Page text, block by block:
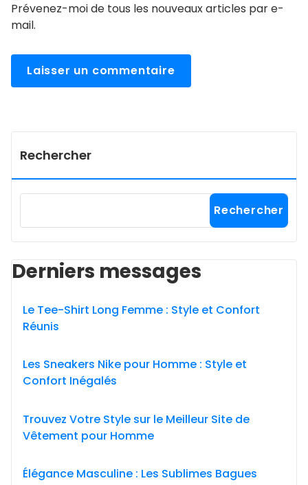
Prévenez-moi de tous les nouveaux articles par e-
mail.
Rechercher
Rechercher
Derniers messages
Le Tee-Shirt Long Femme : Style et Confort
Réunis
Les Sneakers Nike pour Homme : Style et
Confort Inégalés
Trouvez Votre Style sur le Meilleur Site de
Vêtement pour Homme
Élégance Masculine : Les Sublimes Bagues